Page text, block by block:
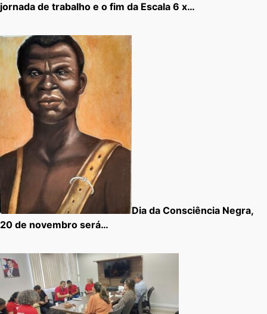
jornada de trabalho e o fim da Escala 6 x…
Dia da Consciência Negra,
20 de novembro será…